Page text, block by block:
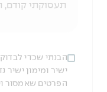
הבנתי שכדי
ישיר ומימון
הפרטים שאמסור